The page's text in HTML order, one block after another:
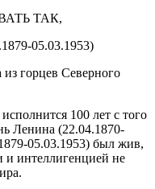
ТАК,
05.03.1953)
горцев Северного
100 лет с того
Ленина (22.04.1870-
05.03.1953) был жив,
и интеллигенцией не